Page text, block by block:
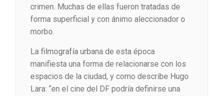
crimen. Muchas de ellas fueron tratadas de
forma superficial y con ánimo aleccionador o
morbo.
La filmografía urbana de esta época
manifiesta una forma de relacionarse con los
espacios de la ciudad, y como describe Hugo
Lara: “en el cine del DF podría definirse una